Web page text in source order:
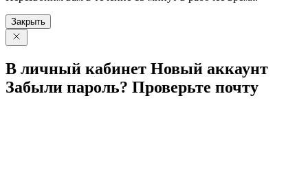
Закрыть
В личный кабинет Новый аккаунт
Забыли пароль? Проверьте почту